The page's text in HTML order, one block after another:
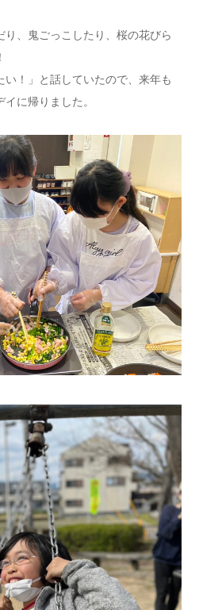
、鬼ごっこしたり、桜の花びら
！」と話していたので、来年も
に帰りました。